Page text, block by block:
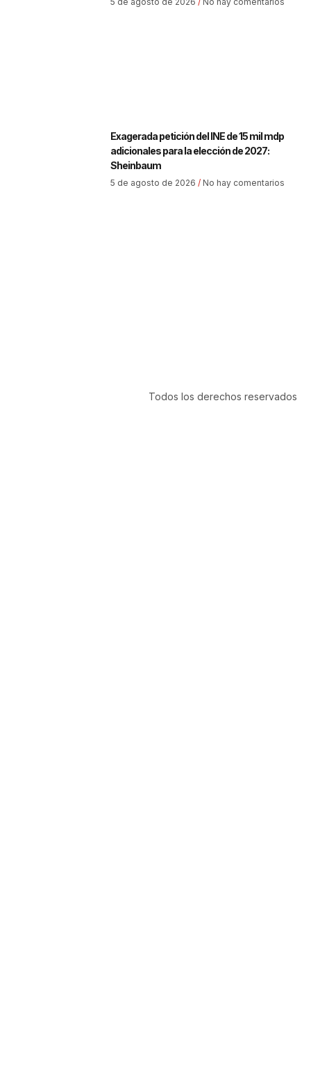
Exagerada petición del INE de 15 mil mdp
adicionales para la elección de 2027:
Sheinbaum
5 de agosto de 2026 No hay comentarios
Todos los derechos reservados